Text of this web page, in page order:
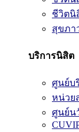
ชีวิตนิ
สุขภา
บริการนิสิต
ศูนย์บ
หน่วย
ศูนย์น